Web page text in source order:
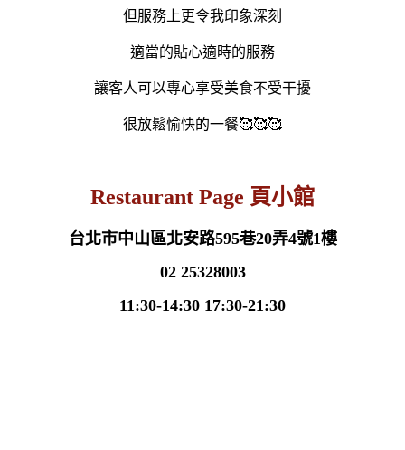
但服務上更令我印象深刻
適當的貼心適時的服務
讓客人可以專心享受美食不受干擾
很放鬆愉快的一餐🥰🥰🥰
Restaurant Page 頁小館
台北市中山區北安路595巷20弄4號1樓
02 25328003
11:30-14:30 17:30-21:30